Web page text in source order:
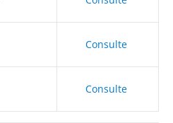
Consulte
Consulte